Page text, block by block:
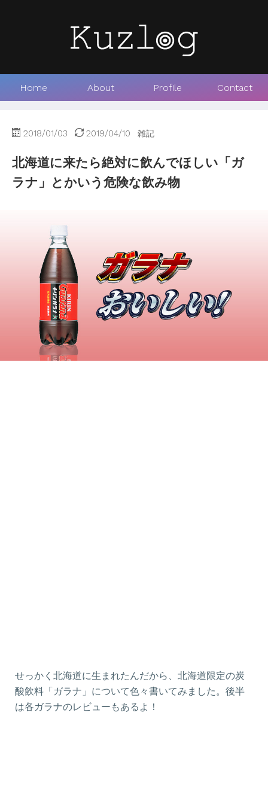
Home About Profile Contact
2018/01/03 2019/04/10 雑記
北海道に来たら絶対に飲んでほしい「ガ
ラナ」とかいう危険な飲み物
せっかく北海道に生まれたんだから、北海道限定の炭
酸飲料「ガラナ」について色々書いてみました。後半
は各ガラナのレビューもあるよ！